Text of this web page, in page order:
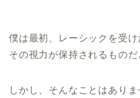
僕は最初、レーシックを受
その視力が保持されるものだ
しかし、そんなことはありま